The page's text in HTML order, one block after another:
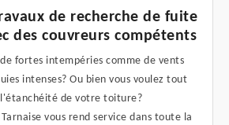
de recherche de fuite
des couvreurs compétents
fortes intempéries comme de vents
intenses? Ou bien vous voulez tout
de votre toiture?
vous rend service dans toute la